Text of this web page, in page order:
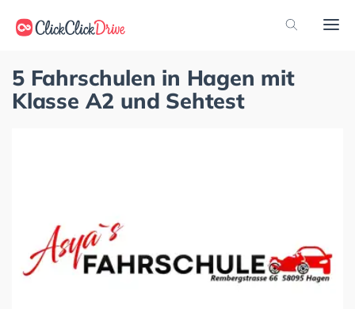
5 Fahrschulen in Hagen mit
Klasse A2 und Sehtest